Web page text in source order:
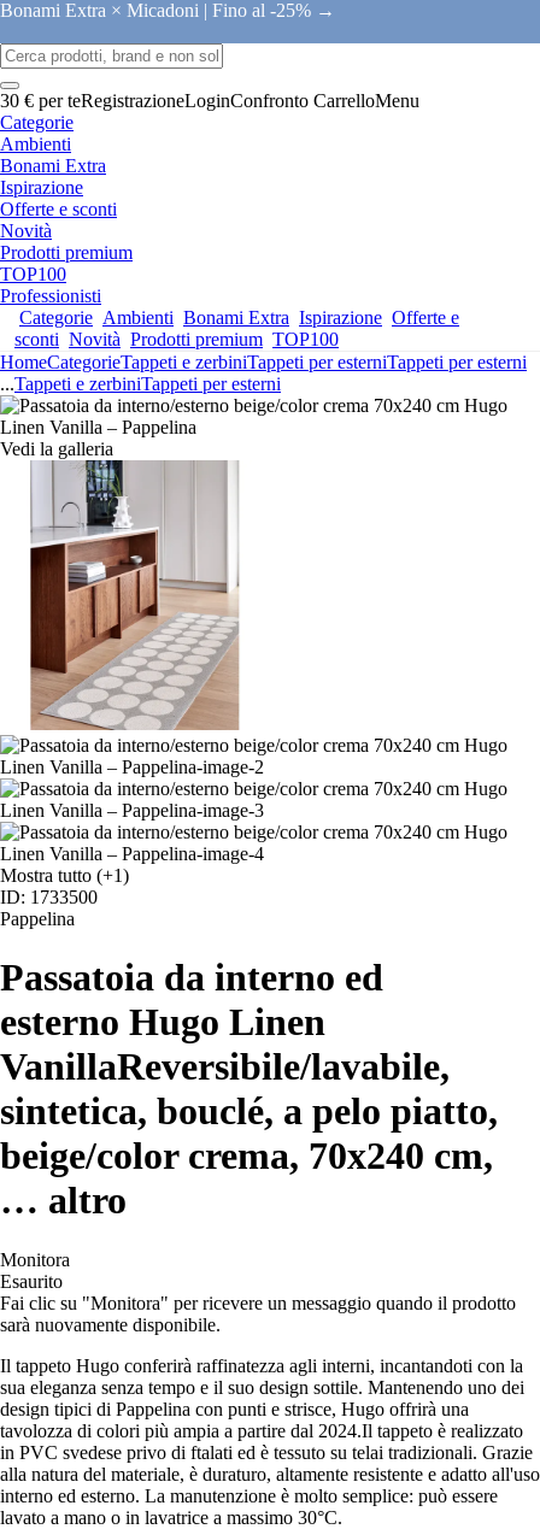
Bonami Extra × Micadoni | Fino al -25% →
30 € per teRegistrazioneLoginConfronto CarrelloMenu
Categorie
Ambienti
Bonami Extra
Ispirazione
Offerte e sconti
Novità
Prodotti premium
TOP100
Professionisti
Categorie Ambienti Bonami Extra Ispirazione Offerte e
sconti Novità Prodotti premium TOP100
HomeCategorieTappeti e zerbiniTappeti per esterniTappeti per esterni
...Tappeti e zerbiniTappeti per esterni
Vedi la galleria
Mostra tutto (+1)
ID: 1733500
Pappelina
Passatoia da interno ed
esterno Hugo Linen
VanillaReversibile/lavabile,
sintetica, bouclé, a pelo piatto,
beige/color crema, 70x240 cm,
… altro
Monitora
Esaurito
Fai clic su "Monitora" per ricevere un messaggio quando il prodotto
sarà nuovamente disponibile.
Il tappeto Hugo conferirà raffinatezza agli interni, incantandoti con la
sua eleganza senza tempo e il suo design sottile. Mantenendo uno dei
design tipici di Pappelina con punti e strisce, Hugo offrirà una
tavolozza di colori più ampia a partire dal 2024.Il tappeto è realizzato
in PVC svedese privo di ftalati ed è tessuto su telai tradizionali. Grazie
alla natura del materiale, è duraturo, altamente resistente e adatto all'uso
interno ed esterno. La manutenzione è molto semplice: può essere
lavato a mano o in lavatrice a massimo 30°C.